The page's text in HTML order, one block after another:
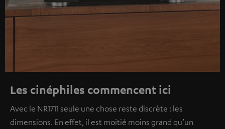
Les cinéphiles commencent ici
Avec le NR1711 seule une chose reste discrète : les
dimensions. En effet, il est moitié moins grand qu’un